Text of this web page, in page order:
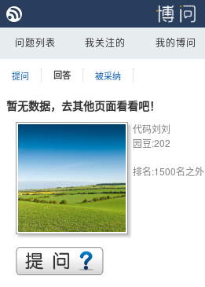
问题列表 我关注的 我的博问
提问 回答 被采纳
暂无数据，去其他页面看看吧！
代码刘刘
园豆:202
排名:1500名之外